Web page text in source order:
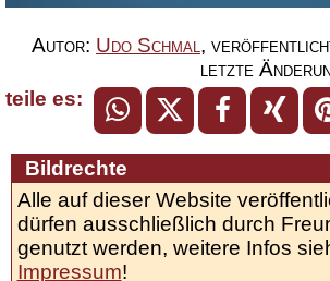
Autor: Udo Schmal ,
letzte
teile es:
Bildrechte
Alle auf dieser Website
dürfen ausschließlich durch
genutzt werden, weitere Infos
Impressum!